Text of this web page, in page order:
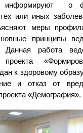
информируют о
тех или иных
меры
принципы
Данная работа
проекта
к здоровому
и отказ от
«Демография».